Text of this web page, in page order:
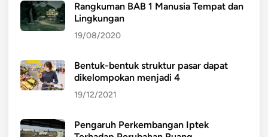
Rangkuman BAB 1 Manusia Tempat dan
Lingkungan
19/08/2020
Bentuk-bentuk struktur pasar dapat
dikelompokan menjadi 4
19/12/2021
Pengaruh Perkembangan Iptek